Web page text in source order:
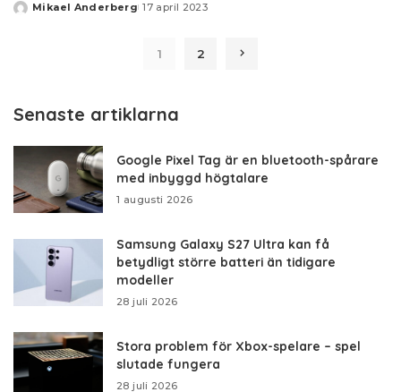
Posted
Mikael Anderberg 17 april 2023
1 2
Senaste artiklarna
Google Pixel Tag är en bluetooth-spårare
med inbyggd högtalare
1 augusti 2026
Samsung Galaxy S27 Ultra kan få
betydligt större batteri än tidigare
modeller
28 juli 2026
Stora problem för Xbox-spelare – spel
slutade fungera
28 juli 2026